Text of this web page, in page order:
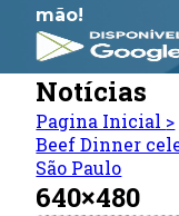
mão!
Notícias
Pagina Inicial >
Beef Dinner
São Paulo
640×480